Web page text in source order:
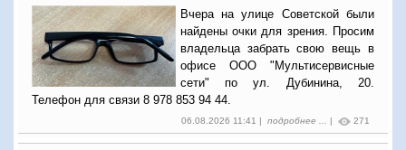
Вчера на улице Советской были
найдены очки для зрения. Просим
владельца забрать свою вещь в
офисе ООО "Мультисервисные
сети" по ул. Дубинина, 20.
Телефон для связи 8 978 853 94 44.
06.08.2026 11:41 | подробнее ... 271